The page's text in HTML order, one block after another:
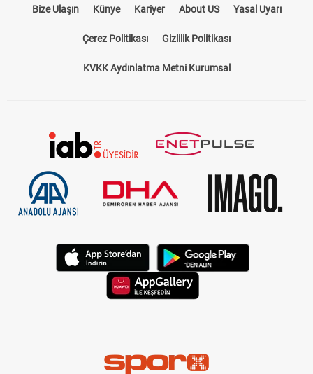
Bize Ulaşın Künye Kariyer About US Yasal Uyarı
Çerez Politikası Gizlilik Politikası
KVKK Aydınlatma Metni Kurumsal